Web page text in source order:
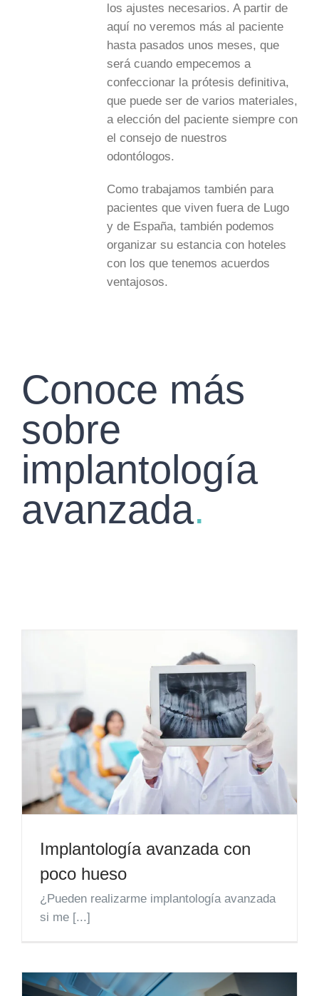
los ajustes necesarios. A partir de
aquí no veremos más al paciente
hasta pasados unos meses, que
será cuando empecemos a
confeccionar la prótesis definitiva,
que puede ser de varios materiales,
a elección del paciente siempre con
el consejo de nuestros
odontólogos.
Como trabajamos también para
pacientes que viven fuera de Lugo
y de España, también podemos
organizar su estancia con hoteles
con los que tenemos acuerdos
ventajosos.
Conoce más
sobre
implantología
avanzada.
Implantología avanzada con
poco hueso
¿Pueden realizarme implantología avanzada
si me [...]